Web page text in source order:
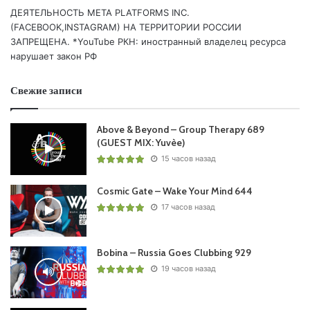
10. Evebe – Moon Heart /Pure Trance Neon/
11. Andy Cain – Try To Understand /Anomaly Records/
12. Matthew Underwood – Odyssey /Pure Trance Neon/
13. Peter Steele – Strike A Chord /Lost Language/
Oh Yeah:
14. Renegade System – Get Higher (Extended Mix)
/Damaged Records/
Chillout Moment:
15. New Order – Your Silent Face (Power, Corruption &
Lies) /Factory Records/
Понравился выпуск?
ДЕЯТЕЛЬНОСТЬ МЕТА PLATFORMS INC.
(FACEBOOK,INSTAGRAM) НА ТЕРРИТОРИИ РОССИИ
ЗАПРЕЩЕНА. *YouTube РКН: иностранный владелец ресурса
нарушает закон РФ
Свежие записи
Above & Beyond – Group Therapy 689
(GUEST MIX: Yuvèe)
15 часов назад
Cosmic Gate – Wake Your Mind 644
17 часов назад
Bobina – Russia Goes Clubbing 929
19 часов назад